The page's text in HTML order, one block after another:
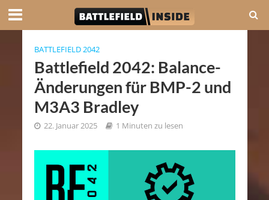
BATTLEFIELD 2042
Battlefield 2042: Balance-
Änderungen für BMP-2 und
M3A3 Bradley
22. Januar 2025 1 Minuten zu lesen